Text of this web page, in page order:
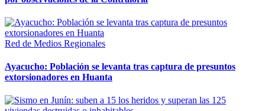
Red de Medios Regionales
Ayacucho: Población se levanta tras captura de presuntos
extorsionadores en Huanta